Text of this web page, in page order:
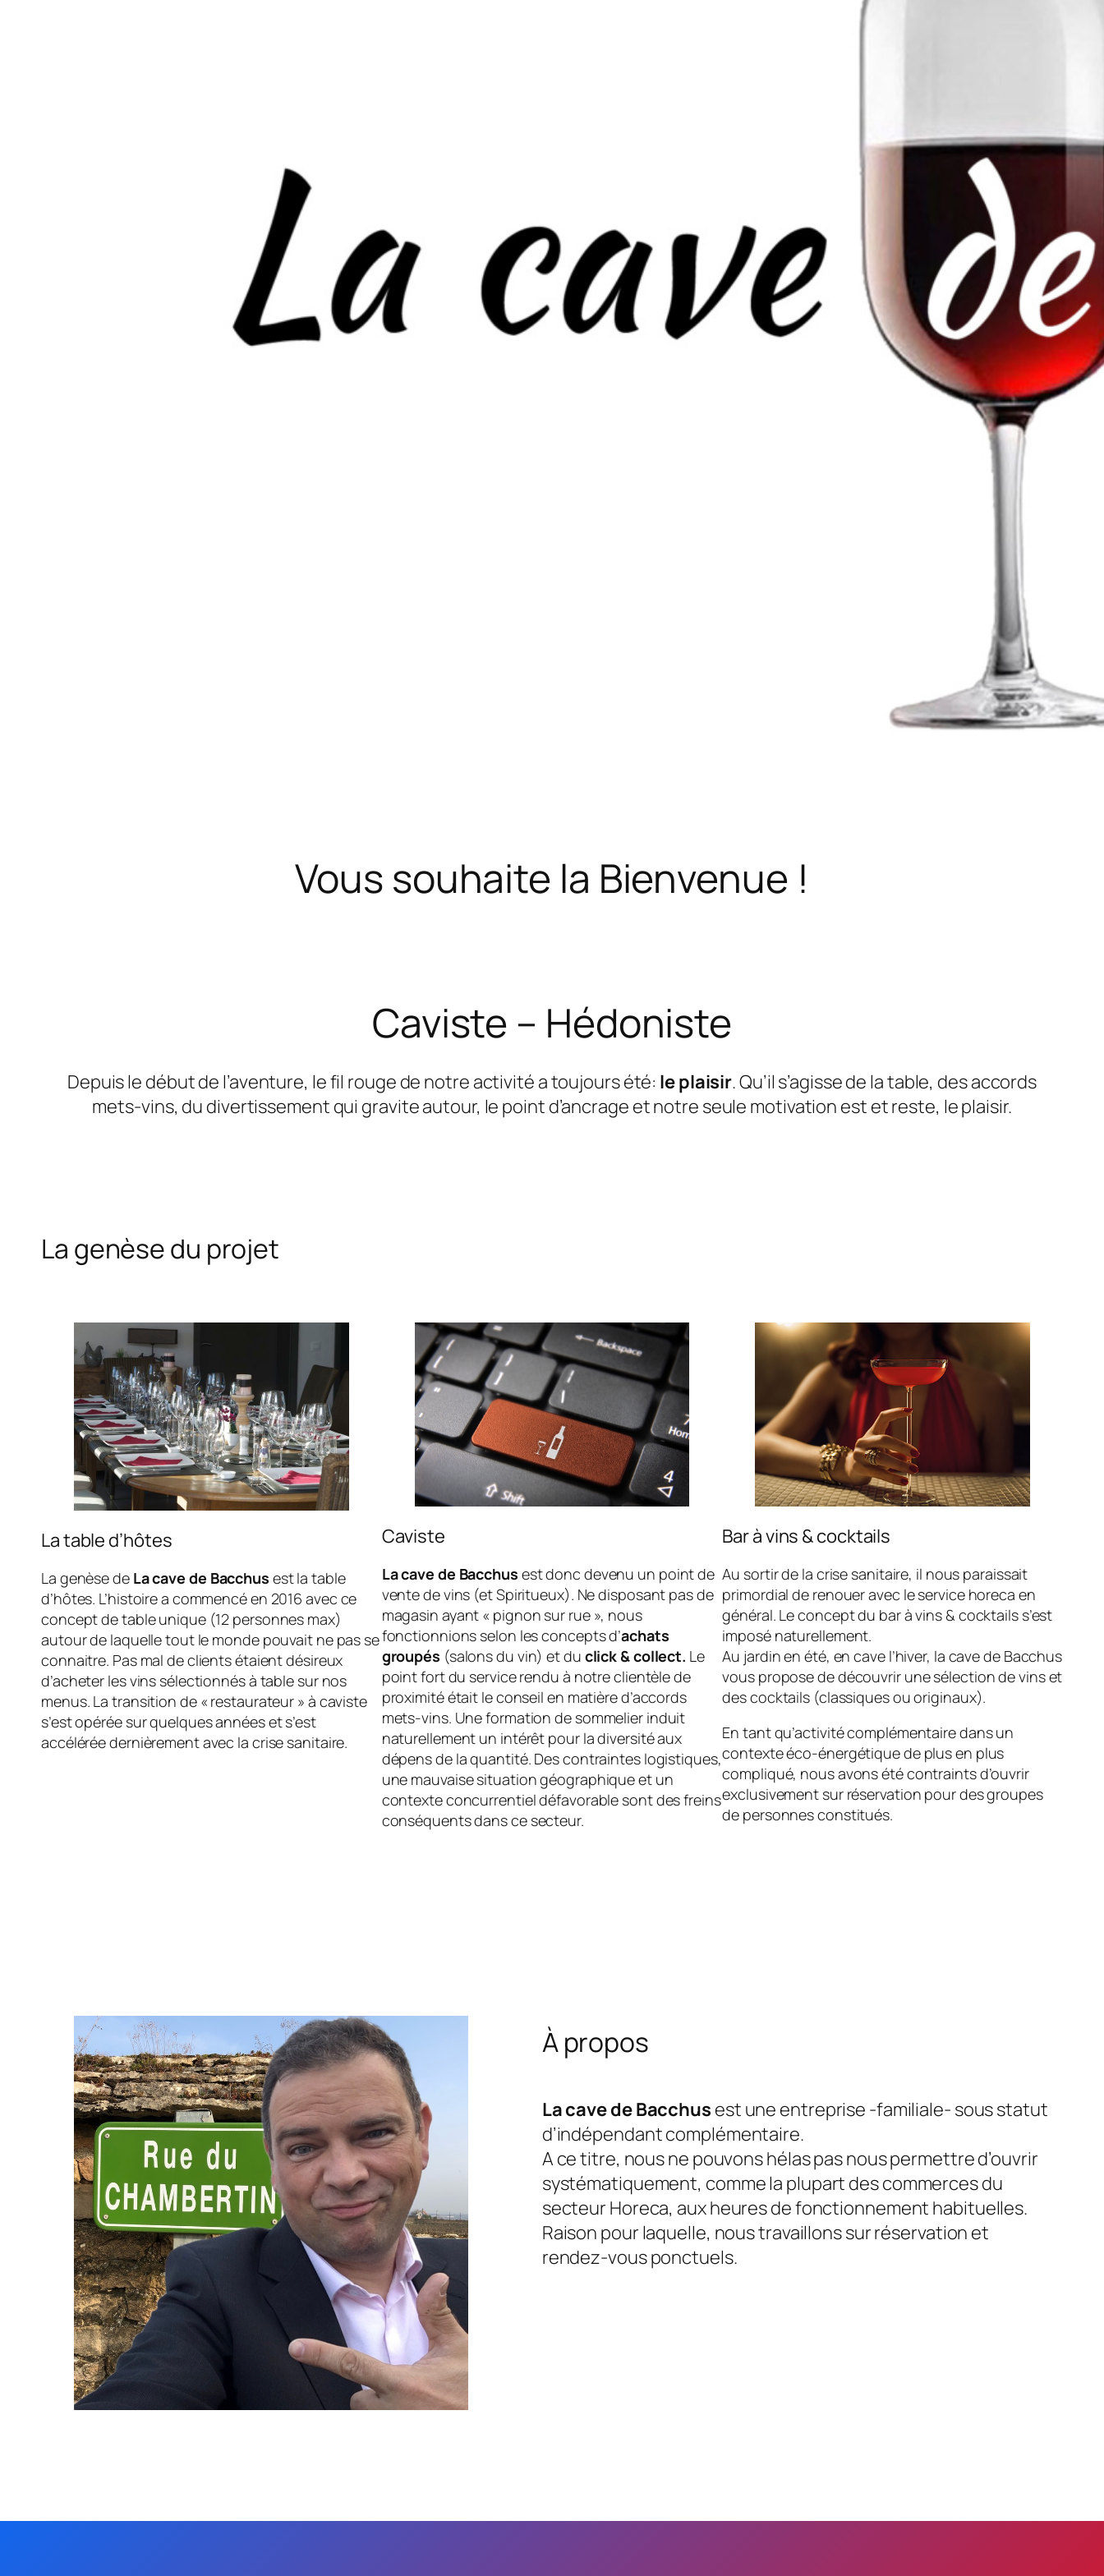
Vous souhaite la Bienvenue !
Caviste – Hédoniste
Depuis le début de l’aventure, le fil rouge de notre activité a toujours été: le plaisir. Qu’il s’agisse de la table, des accords
mets-vins, du divertissement qui gravite autour, le point d’ancrage et notre seule motivation est et reste, le plaisir.
La genèse du projet
La table d’hôtes
La genèse de La cave de Bacchus est la table
d’hôtes. L’histoire a commencé en 2016 avec ce
concept de table unique (12 personnes max)
autour de laquelle tout le monde pouvait ne pas se
connaitre. Pas mal de clients étaient désireux
d’acheter les vins sélectionnés à table sur nos
menus. La transition de « restaurateur » à caviste
s’est opérée sur quelques années et s’est
accélérée dernièrement avec la crise sanitaire.
Caviste
La cave de Bacchus est donc devenu un point de
vente de vins (et Spiritueux). Ne disposant pas de
magasin ayant « pignon sur rue », nous
fonctionnions selon les concepts d’achats
groupés (salons du vin) et du click & collect. Le
point fort du service rendu à notre clientèle de
proximité était le conseil en matière d’accords
mets-vins. Une formation de sommelier induit
naturellement un intérêt pour la diversité aux
dépens de la quantité. Des contraintes logistiques,
une mauvaise situation géographique et un
contexte concurrentiel défavorable sont des freins
conséquents dans ce secteur.
Bar à vins & cocktails
Au sortir de la crise sanitaire, il nous paraissait
primordial de renouer avec le service horeca en
général. Le concept du bar à vins & cocktails s’est
imposé naturellement.
Au jardin en été, en cave l’hiver, la cave de Bacchus
vous propose de découvrir une sélection de vins et
des cocktails (classiques ou originaux).
En tant qu’activité complémentaire dans un
contexte éco-énergétique de plus en plus
compliqué, nous avons été contraints d’ouvrir
exclusivement sur réservation pour des groupes
de personnes constitués.
À propos
La cave de Bacchus est une entreprise -familiale- sous statut
d’indépendant complémentaire.
A ce titre, nous ne pouvons hélas pas nous permettre d’ouvrir
systématiquement, comme la plupart des commerces du
secteur Horeca, aux heures de fonctionnement habituelles.
Raison pour laquelle, nous travaillons sur réservation et
rendez-vous ponctuels.